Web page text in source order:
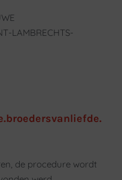
LAMBRECHTS-
de procedure wordt